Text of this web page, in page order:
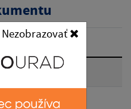
Nezobrazovať
OZ